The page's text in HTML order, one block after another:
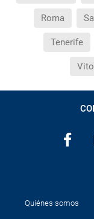
Roma
Tenerife
Quiénes somos